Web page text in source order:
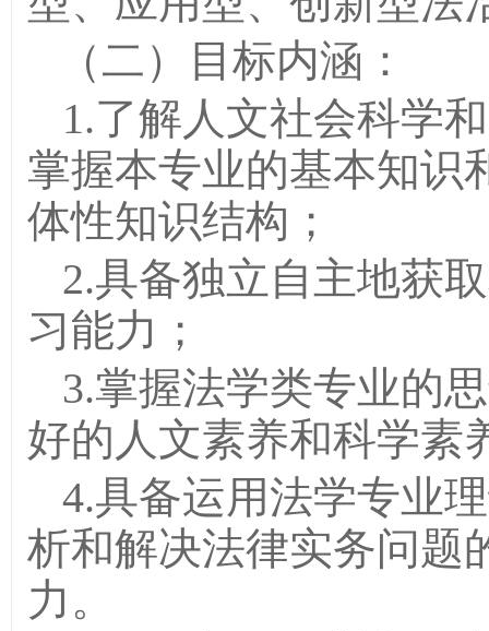
（二）目标内涵：
1.了解人文社会科学
掌握本专业的基本知识
体性知识结构；
2.具备独立自主地获
习能力；
3.掌握法学类专业的
好的人文素养和科学素
4.具备运用法学专业
析和解决法律实务问题
力。